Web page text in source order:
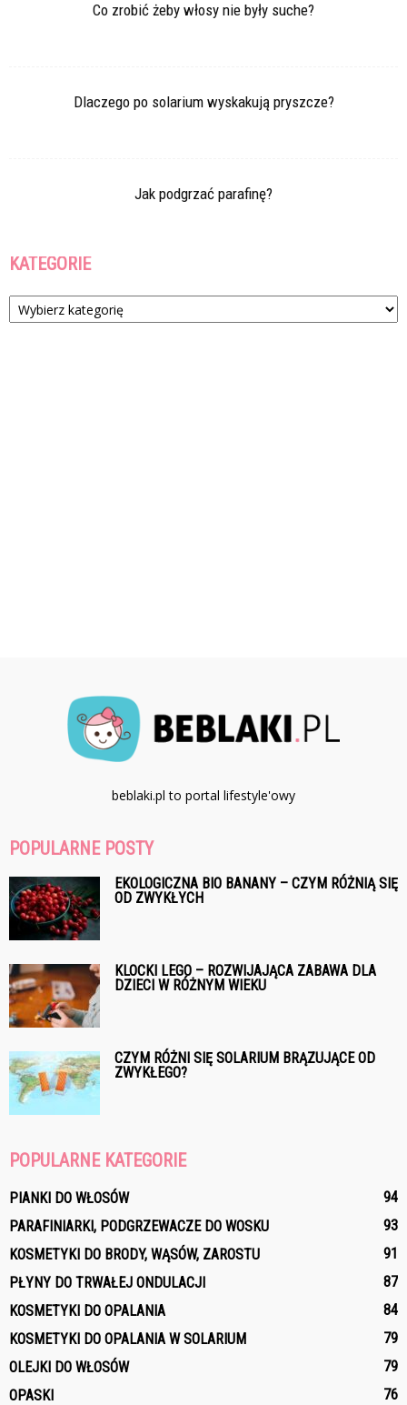
Co zrobić żeby włosy nie były suche?
Dlaczego po solarium wyskakują pryszcze?
Jak podgrzać parafinę?
KATEGORIE
Kategorie
beblaki.pl to portal lifestyle'owy
POPULARNE POSTY
EKOLOGICZNA BIO BANANY – CZYM RÓŻNIĄ SIĘ
OD ZWYKŁYCH
KLOCKI LEGO – ROZWIJAJĄCA ZABAWA DLA
DZIECI W RÓŻNYM WIEKU
CZYM RÓŻNI SIĘ SOLARIUM BRĄZUJĄCE OD
ZWYKŁEGO?
POPULARNE KATEGORIE
PIANKI DO WŁOSÓW
94
PARAFINIARKI, PODGRZEWACZE DO WOSKU
93
KOSMETYKI DO BRODY, WĄSÓW, ZAROSTU
91
PŁYNY DO TRWAŁEJ ONDULACJI
87
KOSMETYKI DO OPALANIA
84
KOSMETYKI DO OPALANIA W SOLARIUM
79
OLEJKI DO WŁOSÓW
79
OPASKI
76